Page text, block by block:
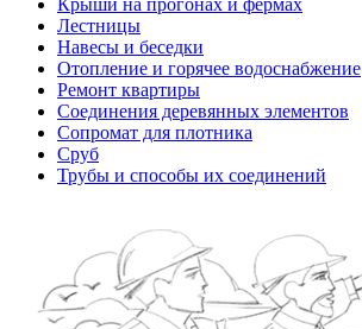
Крыши на прогонах и фермах
Лестницы
Навесы и беседки
Отопление и горячее водоснабжение
Ремонт квартиры
Соединения деревянных элементов
Сопромат для плотника
Сруб
Трубы и способы их соединений